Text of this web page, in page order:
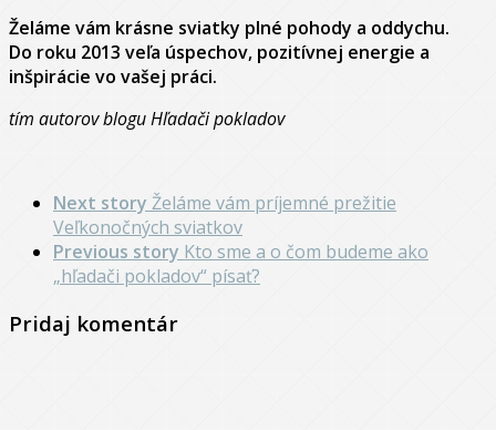
Želáme vám krásne sviatky plné pohody a oddychu.
Do roku 2013 veľa úspechov, pozitívnej energie a
inšpirácie vo vašej práci.
tím autorov blogu Hľadači pokladov
Next story Želáme vám príjemné prežitie
Veľkonočných sviatkov
Previous story Kto sme a o čom budeme ako
„hľadači pokladov“ písať?
Pridaj komentár